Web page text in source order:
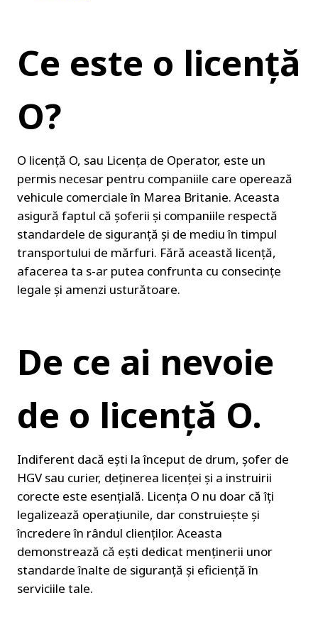
Ce este o licență
O?
O licență O, sau Licența de Operator, este un
permis necesar pentru companiile care operează
vehicule comerciale în Marea Britanie. Aceasta
asigură faptul că șoferii și companiile respectă
standardele de siguranță și de mediu în timpul
transportului de mărfuri. Fără această licență,
afacerea ta s-ar putea confrunta cu consecințe
legale și amenzi usturătoare.
De ce ai nevoie
de o licență O.
Indiferent dacă ești la început de drum, șofer de
HGV sau curier, deținerea licenței și a instruirii
corecte este esențială. Licența O nu doar că îți
legalizează operațiunile, dar construiește și
încredere în rândul clienților. Aceasta
demonstrează că ești dedicat menținerii unor
standarde înalte de siguranță și eficiență în
serviciile tale.